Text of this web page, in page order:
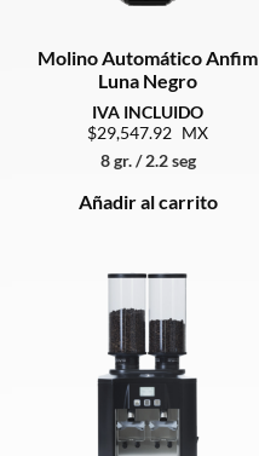
Molino Automático Anfim
Luna Negro
29,547.92
8 gr. / 2.2 seg
Añadir al carrito